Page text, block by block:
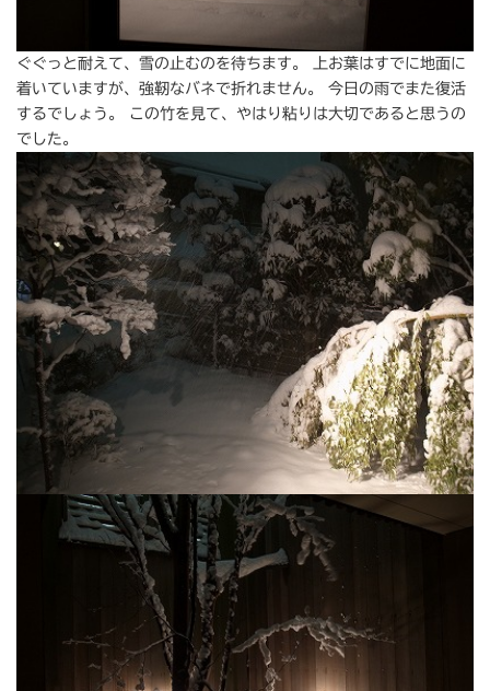
ぐぐっと耐えて、雪の止むのを待ちます。 上お葉はすでに地面に
着いていますが、強靭なバネで折れません。 今日の雨でまた復活
するでしょう。 この竹を見て、やはり粘りは大切であると思うの
でした。